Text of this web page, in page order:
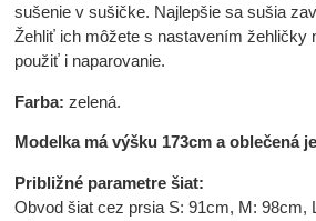
sušenie v sušičke. Najlepšie sa sušia
Žehliť ich môžete s nastavením žehličky
použiť i naparovanie.
Farba:zelená.
Modelka má výšku 173cm a oblečená
Približné parametre šiat:
Obvod šiat cez prsia S: 91cm, M: 98cm,